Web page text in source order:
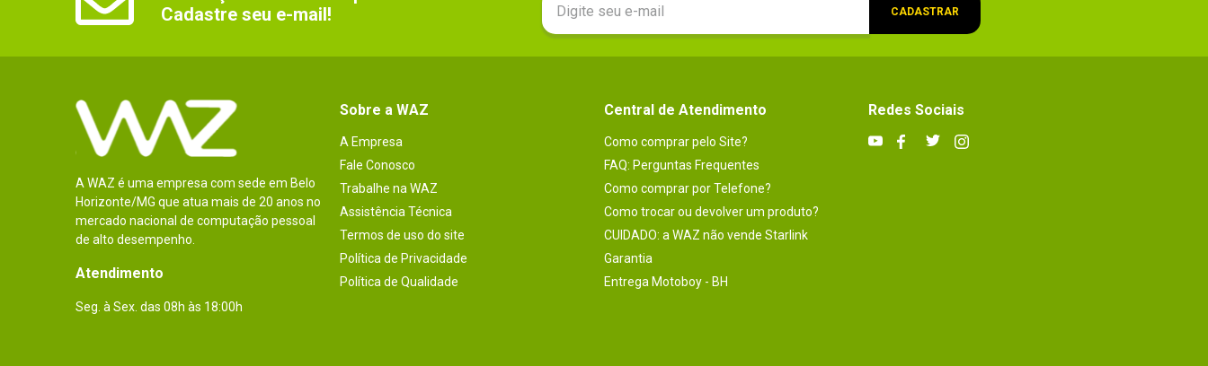
Cadastre seu e-mail!
CADASTRAR
A WAZ é uma empresa com sede em Belo
Horizonte/MG que atua mais de 20 anos no
mercado nacional de computação pessoal
de alto desempenho.
Atendimento
Seg. à Sex. das 08h às 18:00h
Sobre a WAZ
A Empresa
Fale Conosco
Trabalhe na WAZ
Assistência Técnica
Termos de uso do site
Política de Privacidade
Política de Qualidade
Central de Atendimento
Como comprar pelo Site?
FAQ: Perguntas Frequentes
Como comprar por Telefone?
Como trocar ou devolver um produto?
CUIDADO: a WAZ não vende Starlink
Garantia
Entrega Motoboy - BH
Redes Sociais